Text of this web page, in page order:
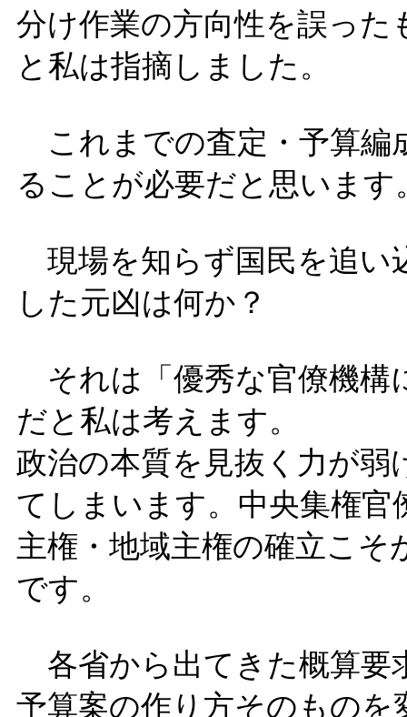
分け作業の方向性を誤っ
と私は指摘しました。
これまでの査定・予算編
ることが必要だと思います
現場を知らず国民を追い
した元凶は何か？
それは「優秀な官僚機構
だと私は考えます。
政治の本質を見抜く力が
てしまいます。中央集権官
主権・地域主権の確立こそ
です。
各省から出てきた概算要
予算案の作り方そのもの